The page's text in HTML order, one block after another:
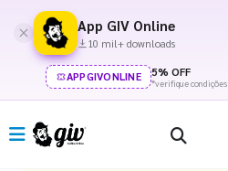
App GIV Online
10 mil+ downloads
APPGIVONLINE 5% OFF
*verifique condições